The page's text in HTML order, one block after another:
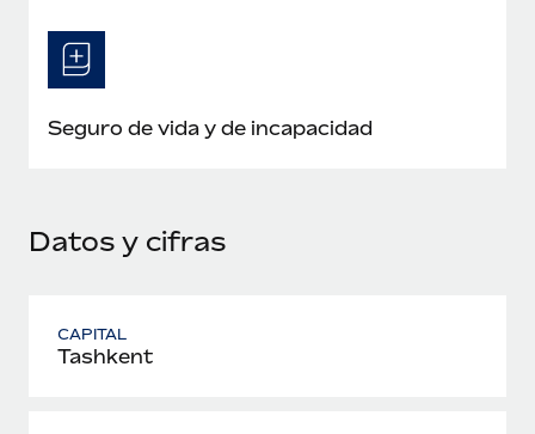
Seguro de vida y de incapacidad
Datos y cifras
CAPITAL
Tashkent